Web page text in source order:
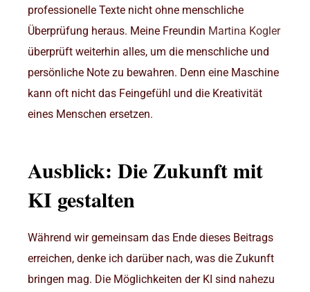
professionelle Texte nicht ohne menschliche
Überprüfung heraus. Meine Freundin Martina Kogler
überprüft weiterhin alles, um die menschliche und
persönliche Note zu bewahren. Denn eine Maschine
kann oft nicht das Feingefühl und die Kreativität
eines Menschen ersetzen.
Ausblick: Die Zukunft mit
KI gestalten
Während wir gemeinsam das Ende dieses Beitrags
erreichen, denke ich darüber nach, was die Zukunft
bringen mag. Die Möglichkeiten der KI sind nahezu